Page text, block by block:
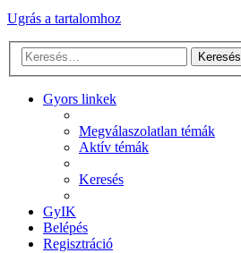
Ugrás a tartalomhoz
Keresés
Gyors linkek
Megválaszolatlan témák
Aktív témák
Keresés
GyIK
Belépés
Regisztráció